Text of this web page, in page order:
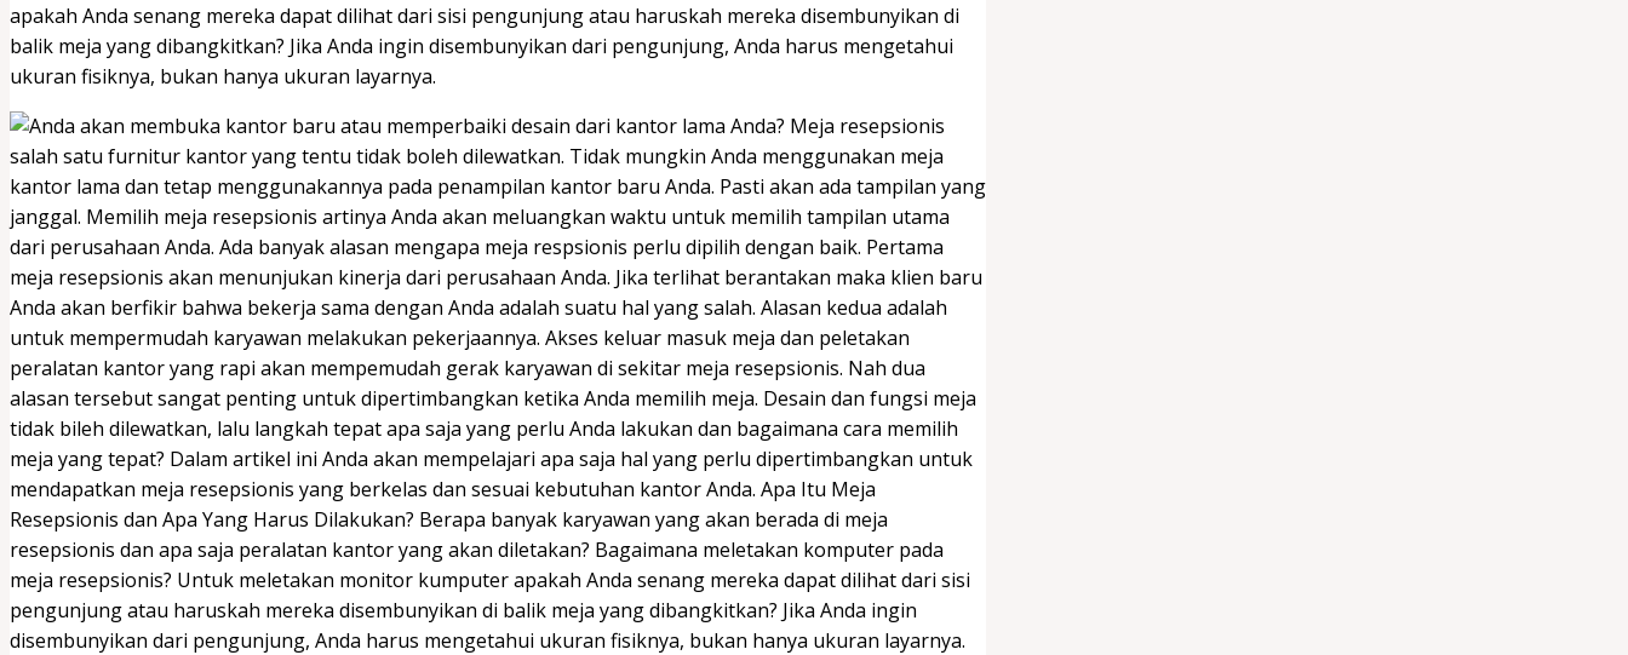
apakah Anda senang mereka dapat dilihat dari sisi pengunjung atau haruskah mereka disembunyikan di
balik meja yang dibangkitkan? Jika Anda ingin disembunyikan dari pengunjung, Anda harus mengetahui
ukuran fisiknya, bukan hanya ukuran layarnya.